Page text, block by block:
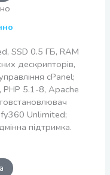
SSD 0.5 ГБ, RAM
дескрипторів,
cPanel;
PHP 5.1-8, Apache
Unlimited;
підтримка.